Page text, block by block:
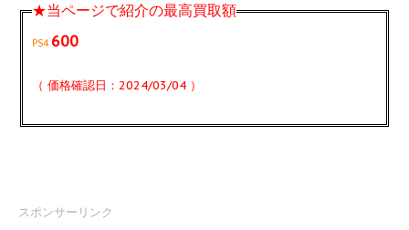
★当ページで紹介の最高買取額
PS4 600
（ 価格確認日：2024/03/04 ）
スポンサーリンク